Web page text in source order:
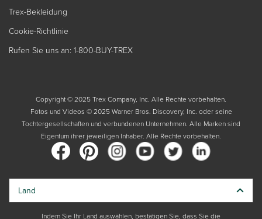
Trex-Bekleidung
Cookie-Richtlinie
Rufen Sie uns an: 1-800-BUY-TREX
Copyright © 2025 Trex Company, Inc. Alle Rechte vorbehalten.
Fotos und Videos © 2025 Warner Bros. Discovery, Inc. oder seine
Tochtergesellschaften und verbundenen Unternehmen. Alle Marken sind
Eigentum ihrer jeweiligen Inhaber. Alle Rechte vorbehalten.
Land
Indem Sie Ihr Land auswählen, bestätigen Sie, dass Sie die